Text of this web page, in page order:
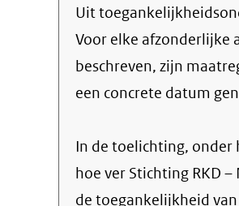
Uit
Voor elke afzonderlijke
beschreven, zijn
een concrete datum
In de toelichting, onder
hoe ver Stichting RKD
de toegankelijkheid